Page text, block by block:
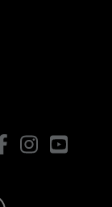
FacebookInstagram